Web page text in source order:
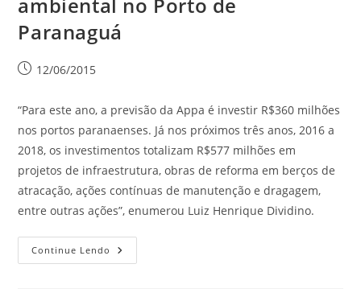
Paranaguá
12/06/2015
“Para este ano, a previsão da Appa é investir R$360 milhões
nos portos paranaenses. Já nos próximos três anos, 2016 a
2018, os investimentos totalizam R$577 milhões em
projetos de infraestrutura, obras de reforma em berços de
atracação, ações contínuas de manutenção e dragagem,
entre outras ações”, enumerou Luiz Henrique Dividino.
Continue Lendo